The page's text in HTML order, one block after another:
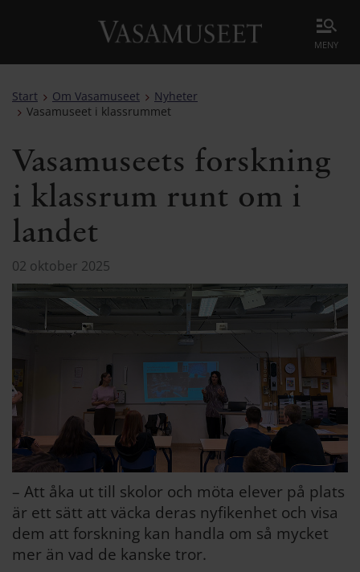
meny
Start Om Vasamuseet
Nyheter
Vasamuseet i klassrummet
Vasamuseets forskning
i klassrum runt om i
landet
02 oktober 2025
– Att åka ut till skolor och möta elever på plats
är ett sätt att väcka deras nyfikenhet och visa
dem att forskning kan handla om så mycket
mer än vad de kanske tror.